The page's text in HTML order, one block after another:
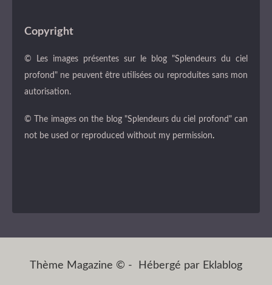
Copyright
© Les images présentes sur le blog "Splendeurs du ciel
profond" ne peuvent être utilisées ou reproduites sans mon
autorisation.
© The images on the blog "Splendeurs du ciel profond" can
not be used or reproduced without my permission.
Thème Magazine © - Hébergé par Eklablog